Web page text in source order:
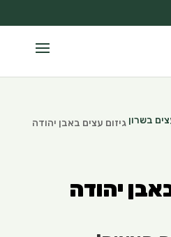
בשרון גיזום עצים באבן יהודה
יהודה